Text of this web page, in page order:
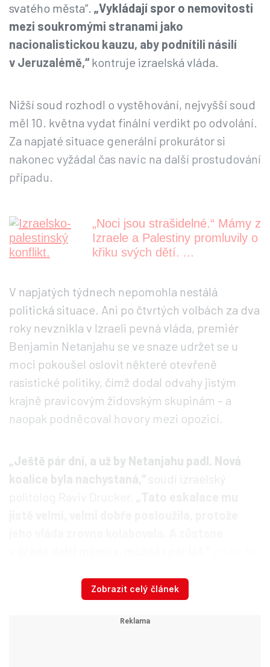
svatého města“. „Vykládají spor o nemovitosti
mezi soukromými stranami jako
nacionalistickou kauzu, aby podnítili násilí
v Jeruzalémě,“ kontruje izraelská vláda.
Nižší soud rozhodl o vystěhování, nejvyšší soud
měl 10. května vydat finální verdikt po odvolání.
Za napjaté situace generální prokurátor si
nakonec vyžádal čas navíc na další prostudování
případu.
„Noci jsou strašidelné.“ Mámy z
Izraele a Palestiny promluvily o
křiku svých dětí. ...
V napjatých týdnech nepomohla nestálá
politická situace. Ani po čtvrtých volbách za dva
roky nevznikla v Izraeli pevná vláda, premiér
Benjamin Netanjahu se ve snaze udržet se u
moci pokoušel oslovit některé otevřeně
rasistické politiky, čímž dodal odvahy jistým
krajně pravicovým židovským skupinám – a
naopak podněcoval hovory mezi opozicí.
„Ještě pár dní, a už by Netanjahu padl. Nová
koalice byla nachystaná,“ soudí izraelský
Zobrazit celý článek